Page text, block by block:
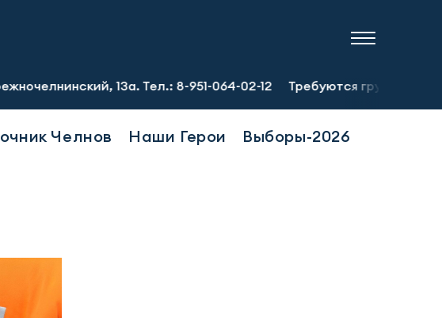
13а. Тел.: 8-951-064-02-12 Требуются грузчики-сборщики зп
Челнов Наши Герои Выборы-2026